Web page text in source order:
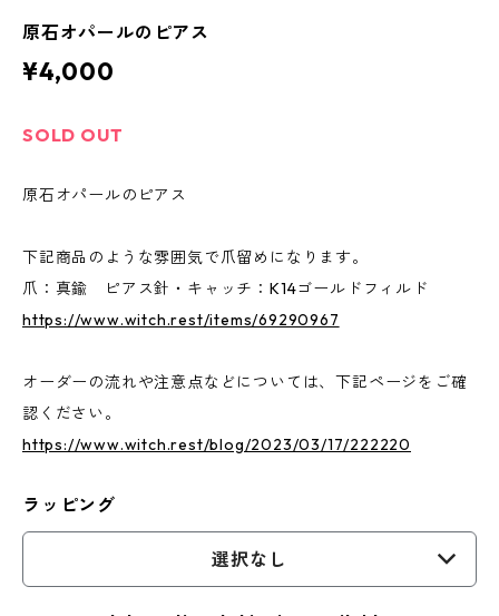
原石オパールのピアス
¥4,000
SOLD OUT
原石オパールのピアス
下記商品のような雰囲気で爪留めになります。
爪：真鍮 ピアス針・キャッチ：K14ゴールドフィルド
https://www.witch.rest/items/69290967
オーダーの流れや注意点などについては、下記ページをご確
認ください。
https://www.witch.rest/blog/2023/03/17/222220
ラッピング
選択なし